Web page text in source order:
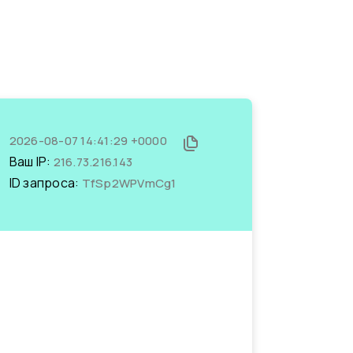
2026-08-07 14:41:29 +0000
Ваш IP: 216.73.216.143
ID запроса: TfSp2WPVmCg1